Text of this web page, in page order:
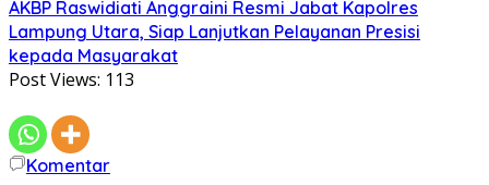
AKBP Raswidiati Anggraini Resmi Jabat Kapolres
Lampung Utara, Siap Lanjutkan Pelayanan Presisi
kepada Masyarakat
Post Views: 113
Komentar